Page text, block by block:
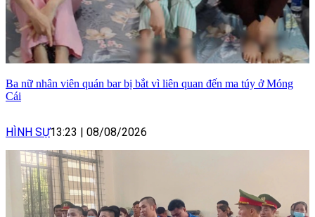
Ba nữ nhân viên quán bar bị bắt vì liên quan đến ma túy ở Móng
Cái
HÌNH SỰ13:23 08/08/2026